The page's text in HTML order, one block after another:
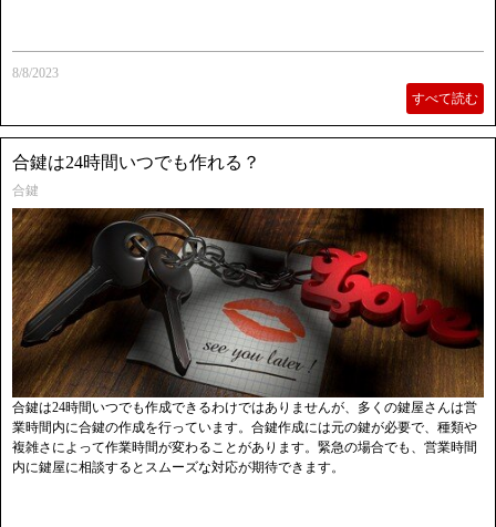
8/8/2023
すべて読む
合鍵は24時間いつでも作れる？
合鍵
合鍵は24時間いつでも作成できるわけではありませんが、多くの鍵屋さんは営
業時間内に合鍵の作成を行っています。合鍵作成には元の鍵が必要で、種類や
複雑さによって作業時間が変わることがあります。緊急の場合でも、営業時間
内に鍵屋に相談するとスムーズな対応が期待できます。